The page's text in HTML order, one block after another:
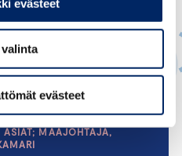
evästeet
evästeet
MAAJOHTAJA,